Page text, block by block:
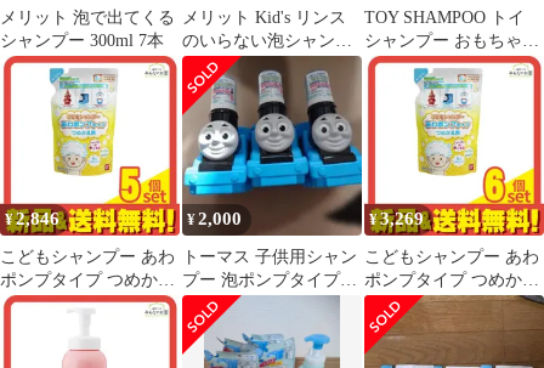
メリット 泡で出てくる
シャンプー 300ml 7本
メリット Kid's リンス
のいらない泡シャンプ
ー 本体・詰替セット
TOY SHAMPOO トイ
シャンプー おもちゃ洗
剤 25726
¥2,846
こどもシャンプー あわ
ポンプタイプ つめかえ
用 200mL 5個セット ま
¥2,000
トーマス 子供用シャン
プー 泡ポンプタイプ
3個
¥3,269
こどもシャンプー あわ
ポンプタイプ つめかえ
用 200mL 6個セット ま
とめ売り